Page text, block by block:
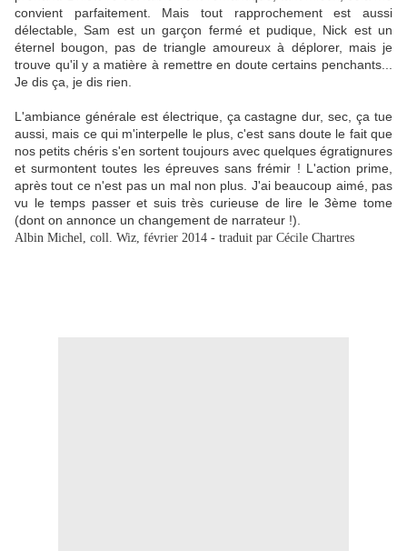
convient parfaitement. Mais tout rapprochement est aussi
délectable, Sam est un garçon fermé et pudique, Nick est un
éternel bougon, pas de triangle amoureux à déplorer, mais je
trouve qu'il y a matière à remettre en doute certains penchants...
Je dis ça, je dis rien.
L'ambiance générale est électrique, ça castagne dur, sec, ça tue
aussi, mais ce qui m'interpelle le plus, c'est sans doute le fait que
nos petits chéris s'en sortent toujours avec quelques égratignures
et surmontent toutes les épreuves sans frémir ! L'action prime,
après tout ce n'est pas un mal non plus. J'ai beaucoup aimé, pas
vu le temps passer et suis très curieuse de lire le 3ème tome
(dont on annonce un changement de narrateur !).
Albin Michel, coll. Wiz, février 2014 - traduit par Cécile Chartres